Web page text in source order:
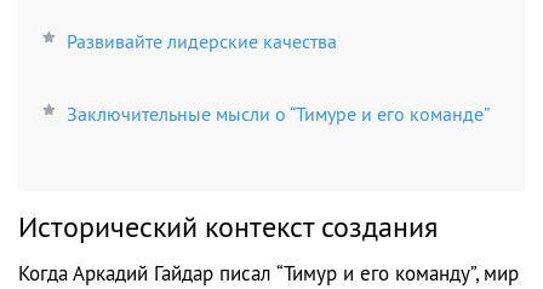
Развивайте лидерские качества
Заключительные мысли о “Тимуре и его команде”
Исторический контекст создания
Когда Аркадий Гайдар писал “Тимур и его команду”, мир